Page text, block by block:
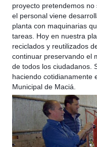
proyecto pretendemos
el personal viene
planta con maquinarias
tareas. Hoy en nuestra
reciclados y reutilizados
continuar preservando el
de todos los ciudadanos.
haciendo cotidianamente
Municipal de Maciá.